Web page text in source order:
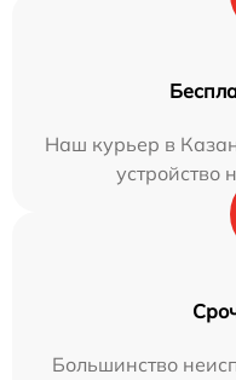
Наш курьер в
устройство
Большинство